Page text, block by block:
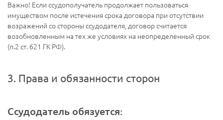
Важно! Если ссудополучатель продолжает пользоваться
имуществом после истечения срока договора при отсутствии
возражений со стороны ссудодателя, договор считается
возобновленным на тех же условиях на неопределенный срок
(п.2 ст. 621 ГК РФ).
3. Права и обязанности сторон
Ссудодатель обязуется: